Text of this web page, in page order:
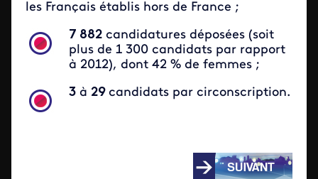
les Français établis hors de France ;
7 882 candidatures déposées (soit
plus de 1 300 candidats par rapport
à 2012), dont 42 % de femmes ;
3 à 29 candidats par circonscription.